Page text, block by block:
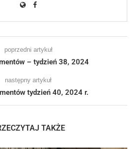
poprzedni artykuł
– tydzień 38, 2024
następny artykuł
tydzień 40, 2024 r.
TAKŻE